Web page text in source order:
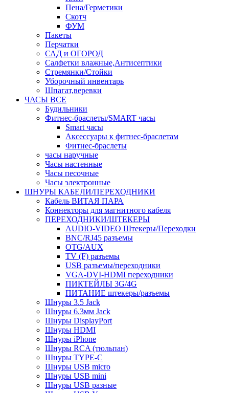
Пена/Герметики
Скотч
ФУМ
Пакеты
Перчатки
САД и ОГОРОД
Салфетки влажные,Антисептики
Стремянки/Стойки
Уборочный инвентарь
Шпагат,веревки
ЧАСЫ ВСЕ
Будильники
Фитнес-браслеты/SMART часы
Smart часы
Аксессуары к фитнес-браслетам
Фитнес-браслеты
часы наручные
Часы настенные
Часы песочные
Часы электронные
ШНУРЫ КАБЕЛИ/ПЕРЕХОДНИКИ
Кабель ВИТАЯ ПАРА
Коннекторы для магнитного кабеля
ПЕРЕХОДНИКИ/ШТЕКЕРЫ
AUDIO-VIDEO Штекеры/Переходки
BNC/RJ45 разъемы
OTG/AUX
TV (F) разъемы
USB разъемы/переходники
VGA-DVI-HDMI переходники
ПИКТЕЙЛЫ 3G/4G
ПИТАНИЕ штекеры/разъемы
Шнуры 3.5 Jack
Шнуры 6.3мм Jack
Шнуры DisplayPort
Шнуры HDMI
Шнуры iPhone
Шнуры RCA (тюльпан)
Шнуры TYPE-C
Шнуры USB micro
Шнуры USB mini
Шнуры USB разные